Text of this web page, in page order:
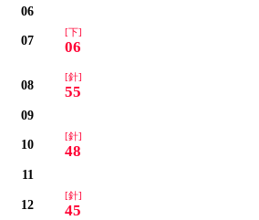
06
07
[下]
06
08
[針]
55
09
10
[針]
48
11
12
[針]
45